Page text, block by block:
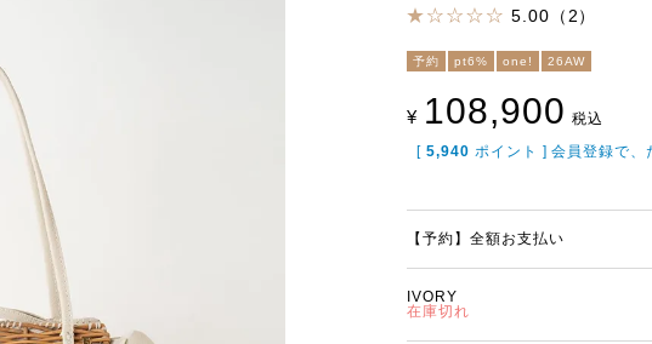
5.00（2）
予約 pt6% one! 26AW
¥ 108,900 税込
[ 5,940 ポイント ] 会員登録で
【予約】全額お支払い
IVORY
在庫切れ